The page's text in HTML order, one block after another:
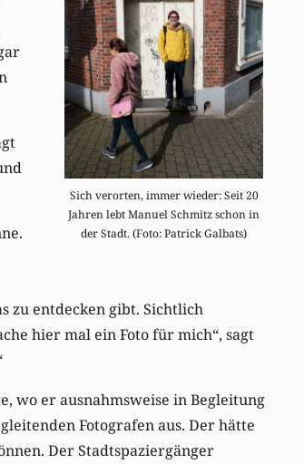
Sich verorten, immer wieder: Seit 20
Jahren lebt Manuel Schmitz schon in
der Stadt. (Foto: Patrick Galbats)
zu entdecken gibt. Sichtlich
hier mal ein Foto für mich“, sagt
wo er ausnahmsweise in Begleitung
Fotografen aus. Der hätte
Der Stadtspaziergänger